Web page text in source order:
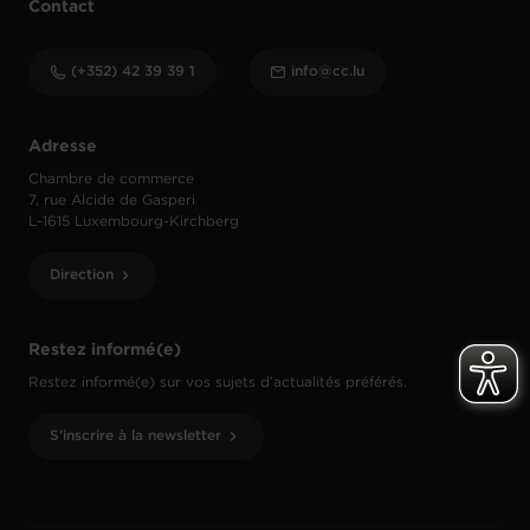
Restez informé(e)
Restez informé(e) sur vos sujets d’actualités préférés.
S'inscrire à la newsletter
Adresse
Chambre de commerce
7, rue Alcide de Gasperi
L-1615 Luxembourg-Kirchberg
Direction
Contact
(+352) 42 39 39 1 info@cc.lu